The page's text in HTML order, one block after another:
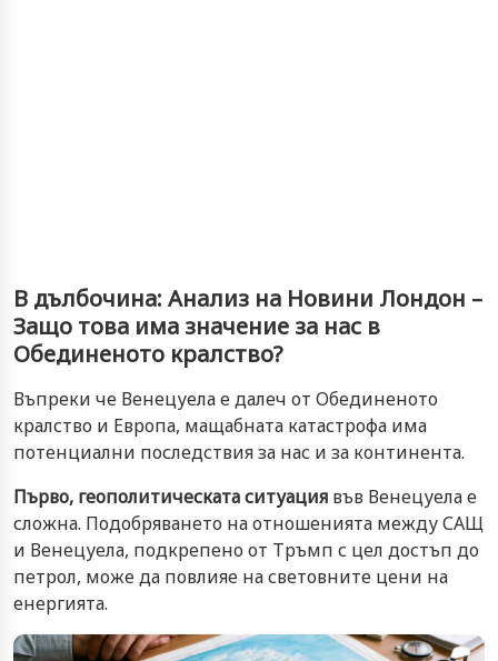
В дълбочина: Анализ на Новини Лондон –
Защо това има значение за нас в
Обединеното кралство?
Въпреки че Венецуела е далеч от Обединеното
кралство и Европа, мащабната катастрофа има
потенциални последствия за нас и за континента.
Първо, геополитическата ситуация във Венецуела е
сложна. Подобряването на отношенията между САЩ
и Венецуела, подкрепено от Тръмп с цел достъп до
петрол, може да повлияе на световните цени на
енергията.